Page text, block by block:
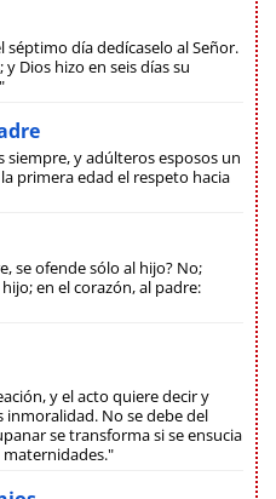
día dedícaselo al Señor.
Dios hizo en seis días su
siempre, y adúlteros esposos un
primera edad el respeto hacia
se ofende sólo al hijo? No;
en el corazón, al padre:
y el acto quiere decir y
inmoralidad. No se debe del
se transforma si se ensucia
maternidades."